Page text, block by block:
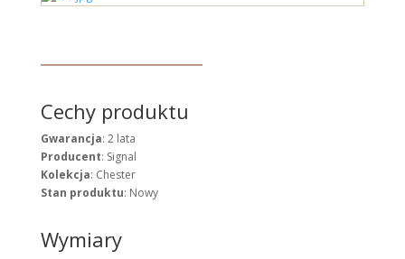
Cechy produktu
Gwarancja: 2 lata
Producent: Signal
Kolekcja: Chester
Stan produktu: Nowy
Wymiary